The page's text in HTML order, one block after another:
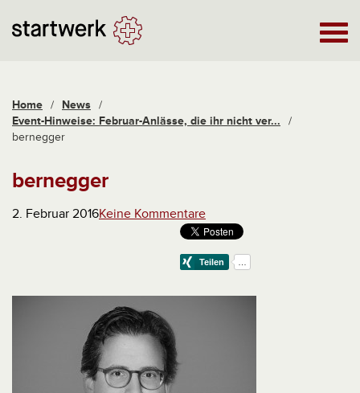
Home / News /
Event-Hinweise: Februar-Anlässe, die ihr nicht ver...
/
bernegger
bernegger
2. Februar 2016Keine Kommentare